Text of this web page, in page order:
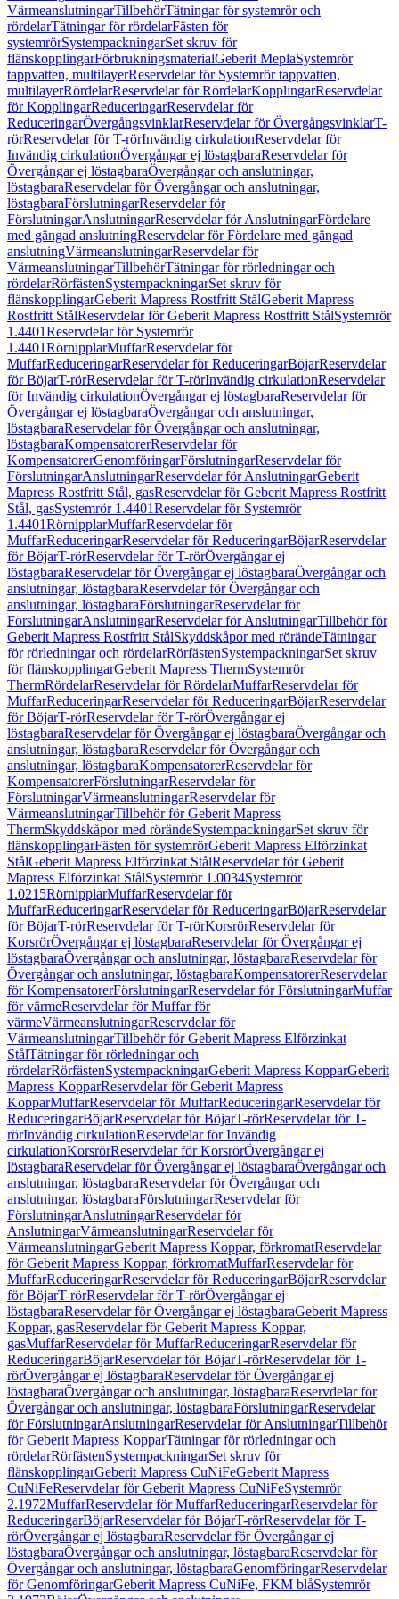
VärmeanslutningarTillbehörTätningar för systemrör och
rördelarTätningar för rördelarFästen för
systemrörSystempackningarSet skruv för
flänskopplingarFörbrukningsmaterialGeberit MeplaSystemrör
tappvatten, multilayerReservdelar för Systemrör tappvatten,
multilayerRördelarReservdelar för RördelarKopplingarReservdelar
för KopplingarReduceringarReservdelar för
ReduceringarÖvergångsvinklarReservdelar för ÖvergångsvinklarT-
rörReservdelar för T-rörInvändig cirkulationReservdelar för
Invändig cirkulationÖvergångar ej löstagbaraReservdelar för
Övergångar ej löstagbaraÖvergångar och anslutningar,
löstagbaraReservdelar för Övergångar och anslutningar,
löstagbaraFörslutningarReservdelar för
FörslutningarAnslutningarReservdelar för AnslutningarFördelare
med gängad anslutningReservdelar för Fördelare med gängad
anslutningVärmeanslutningarReservdelar för
VärmeanslutningarTillbehörTätningar för rörledningar och
rördelarRörfästenSystempackningarSet skruv för
flänskopplingarGeberit Mapress Rostfritt StålGeberit Mapress
Rostfritt StålReservdelar för Geberit Mapress Rostfritt StålSystemrör
1.4401Reservdelar för Systemrör
1.4401RörnipplarMuffarReservdelar för
MuffarReduceringarReservdelar för ReduceringarBöjarReservdelar
för BöjarT-rörReservdelar för T-rörInvändig cirkulationReservdelar
för Invändig cirkulationÖvergångar ej löstagbaraReservdelar för
Övergångar ej löstagbaraÖvergångar och anslutningar,
löstagbaraReservdelar för Övergångar och anslutningar,
löstagbaraKompensatorerReservdelar för
KompensatorerGenomföringarFörslutningarReservdelar för
FörslutningarAnslutningarReservdelar för AnslutningarGeberit
Mapress Rostfritt Stål, gasReservdelar för Geberit Mapress Rostfritt
Stål, gasSystemrör 1.4401Reservdelar för Systemrör
1.4401RörnipplarMuffarReservdelar för
MuffarReduceringarReservdelar för ReduceringarBöjarReservdelar
för BöjarT-rörReservdelar för T-rörÖvergångar ej
löstagbaraReservdelar för Övergångar ej löstagbaraÖvergångar och
anslutningar, löstagbaraReservdelar för Övergångar och
anslutningar, löstagbaraFörslutningarReservdelar för
FörslutningarAnslutningarReservdelar för AnslutningarTillbehör för
Geberit Mapress Rostfritt StålSkyddskåpor med rörändeTätningar
för rörledningar och rördelarRörfästenSystempackningarSet skruv
för flänskopplingarGeberit Mapress ThermSystemrör
ThermRördelarReservdelar för RördelarMuffarReservdelar för
MuffarReduceringarReservdelar för ReduceringarBöjarReservdelar
för BöjarT-rörReservdelar för T-rörÖvergångar ej
löstagbaraReservdelar för Övergångar ej löstagbaraÖvergångar och
anslutningar, löstagbaraReservdelar för Övergångar och
anslutningar, löstagbaraKompensatorerReservdelar för
KompensatorerFörslutningarReservdelar för
FörslutningarVärmeanslutningarReservdelar för
VärmeanslutningarTillbehör för Geberit Mapress
ThermSkyddskåpor med rörändeSystempackningarSet skruv för
flänskopplingarFästen för systemrörGeberit Mapress Elförzinkat
StålGeberit Mapress Elförzinkat StålReservdelar för Geberit
Mapress Elförzinkat StålSystemrör 1.0034Systemrör
1.0215RörnipplarMuffarReservdelar för
MuffarReduceringarReservdelar för ReduceringarBöjarReservdelar
för BöjarT-rörReservdelar för T-rörKorsrörReservdelar för
KorsrörÖvergångar ej löstagbaraReservdelar för Övergångar ej
löstagbaraÖvergångar och anslutningar, löstagbaraReservdelar för
Övergångar och anslutningar, löstagbaraKompensatorerReservdelar
för KompensatorerFörslutningarReservdelar för FörslutningarMuffar
för värmeReservdelar för Muffar för
värmeVärmeanslutningarReservdelar för
VärmeanslutningarTillbehör för Geberit Mapress Elförzinkat
StålTätningar för rörledningar och
rördelarRörfästenSystempackningarGeberit Mapress KopparGeberit
Mapress KopparReservdelar för Geberit Mapress
KopparMuffarReservdelar för MuffarReduceringarReservdelar för
ReduceringarBöjarReservdelar för BöjarT-rörReservdelar för T-
rörInvändig cirkulationReservdelar för Invändig
cirkulationKorsrörReservdelar för KorsrörÖvergångar ej
löstagbaraReservdelar för Övergångar ej löstagbaraÖvergångar och
anslutningar, löstagbaraReservdelar för Övergångar och
anslutningar, löstagbaraFörslutningarReservdelar för
FörslutningarAnslutningarReservdelar för
AnslutningarVärmeanslutningarReservdelar för
VärmeanslutningarGeberit Mapress Koppar, förkromatReservdelar
för Geberit Mapress Koppar, förkromatMuffarReservdelar för
MuffarReduceringarReservdelar för ReduceringarBöjarReservdelar
för BöjarT-rörReservdelar för T-rörÖvergångar ej
löstagbaraReservdelar för Övergångar ej löstagbaraGeberit Mapress
Koppar, gasReservdelar för Geberit Mapress Koppar,
gasMuffarReservdelar för MuffarReduceringarReservdelar för
ReduceringarBöjarReservdelar för BöjarT-rörReservdelar för T-
rörÖvergångar ej löstagbaraReservdelar för Övergångar ej
löstagbaraÖvergångar och anslutningar, löstagbaraReservdelar för
Övergångar och anslutningar, löstagbaraFörslutningarReservdelar
för FörslutningarAnslutningarReservdelar för AnslutningarTillbehör
för Geberit Mapress KopparTätningar för rörledningar och
rördelarRörfästenSystempackningarSet skruv för
flänskopplingarGeberit Mapress CuNiFeGeberit Mapress
CuNiFeReservdelar för Geberit Mapress CuNiFeSystemrör
2.1972MuffarReservdelar för MuffarReduceringarReservdelar för
ReduceringarBöjarReservdelar för BöjarT-rörReservdelar för T-
rörÖvergångar ej löstagbaraReservdelar för Övergångar ej
löstagbaraÖvergångar och anslutningar, löstagbaraReservdelar för
Övergångar och anslutningar, löstagbaraGenomföringarReservdelar
för GenomföringarGeberit Mapress CuNiFe, FKM blåSystemrör